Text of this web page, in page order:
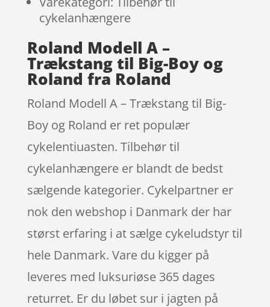
cykelanhængere
Roland Modell A –
Trækstang til Big-Boy og
Roland fra Roland
Roland Modell A – Trækstang til Big-
Boy og Roland er ret populær
cykelentiuasten. Tilbehør til
cykelanhængere er blandt de bedst
sælgende kategorier. Cykelpartner er
nok den webshop i Danmark der har
størst erfaring i at sælge cykeludstyr til
hele Danmark. Vare du kigger på
leveres med luksuriøse 365 dages
returret. Er du løbet sur i jagten på